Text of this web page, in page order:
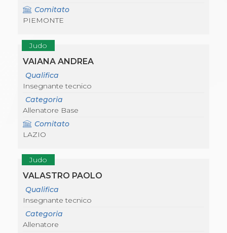
Comitato
PIEMONTE
Judo
VAIANA ANDREA
Qualifica
Insegnante tecnico
Categoria
Allenatore Base
Comitato
LAZIO
Judo
VALASTRO PAOLO
Qualifica
Insegnante tecnico
Categoria
Allenatore